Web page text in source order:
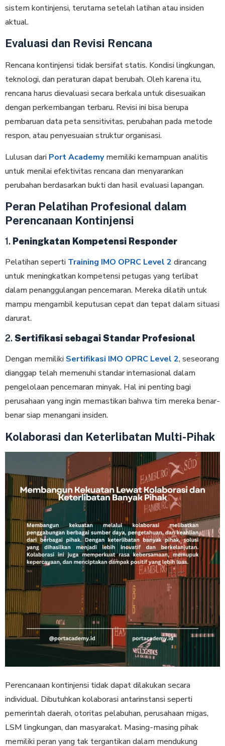
sistem kontinjensi, terutama setelah latihan atau insiden
aktual.
Evaluasi dan Revisi Rencana
Rencana kontinjensi tidak bersifat statis. Kondisi lingkungan,
teknologi, dan peraturan dapat berubah. Oleh karena itu,
rencana harus dievaluasi secara berkala untuk disesuaikan
dengan perkembangan terbaru. Revisi ini bisa berupa
pembaruan data peta sensitivitas, perubahan pada metode
respon, atau penyesuaian struktur organisasi.
Lulusan dari Port Academymemiliki kemampuan analitis
untuk menilai efektivitas rencana dan menyarankan
perubahan berdasarkan bukti dan hasil evaluasi lapangan.
Peran Pelatihan Profesional dalam
Perencanaan Kontinjensi
1. Peningkatan Kompetensi Responder
Pelatihan seperti Training IMO OPRC Level 2 dirancang
untuk meningkatkan kompetensi petugas yang terlibat
dalam penanggulangan pencemaran. Mereka dilatih untuk
mampu mengambil keputusan cepat dan tepat dalam situasi
darurat.
2.Sertifikasi sebagai Standar Profesional
Dengan memiliki Sertifikasi IMO OPRC Level 2, seseorang
dianggap telah memenuhi standar internasional dalam
pengelolaan pencemaran minyak. Hal ini penting bagi
perusahaan yang ingin memastikan bahwa tim mereka benar-
benar siap menangani insiden.
Kolaborasi dan Keterlibatan Multi-Pihak
Perencanaan kontinjensi tidak dapat dilakukan secara
individual. Dibutuhkan kolaborasi antarinstansi seperti
pemerintah daerah, otoritas pelabuhan, perusahaan migas,
LSM lingkungan, dan masyarakat. Masing-masing pihak
memiliki peran yang tak tergantikan dalam mendukung